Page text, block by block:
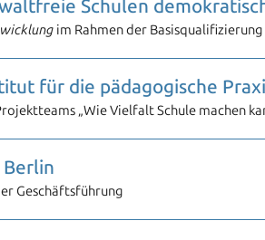
Schulen
im Rahmen der
für die pädagogische
„Wie Vielfalt Schule machen
Berlin
Geschäftsführung